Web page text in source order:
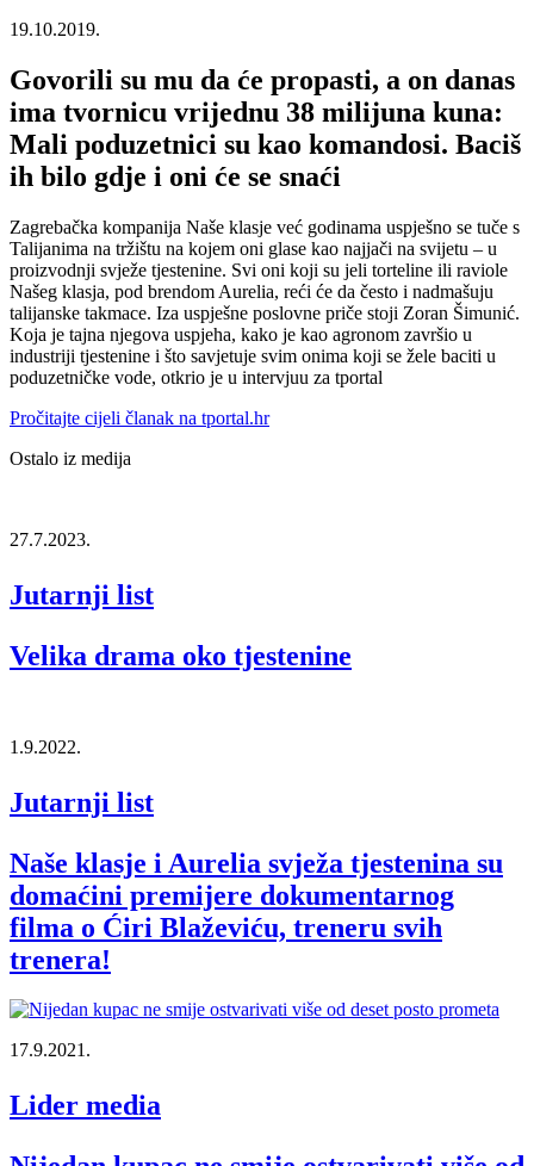
19.10.2019.
Govorili su mu da će propasti, a on danas
ima tvornicu vrijednu 38 milijuna kuna:
Mali poduzetnici su kao komandosi. Baciš
ih bilo gdje i oni će se snaći
Zagrebačka kompanija Naše klasje već godinama uspješno se tuče s
Talijanima na tržištu na kojem oni glase kao najjači na svijetu – u
proizvodnji svježe tjestenine. Svi oni koji su jeli torteline ili raviole
Našeg klasja, pod brendom Aurelia, reći će da često i nadmašuju
talijanske takmace. Iza uspješne poslovne priče stoji Zoran Šimunić.
Koja je tajna njegova uspjeha, kako je kao agronom završio u
industriji tjestenine i što savjetuje svim onima koji se žele baciti u
poduzetničke vode, otkrio je u intervjuu za tportal
Pročitajte cijeli članak na tportal.hr
Ostalo iz medija
27.7.2023.
Jutarnji list
Velika drama oko tjestenine
1.9.2022.
Jutarnji list
Naše klasje i Aurelia svježa tjestenina su
domaćini premijere dokumentarnog
filma o Ćiri Blaževiću, treneru svih
trenera!
17.9.2021.
Lider media